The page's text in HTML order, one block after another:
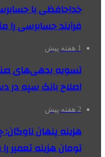
خداحافظی با
فرآیند حسابرسی
1 هفته پیش
اصلاح بانک سپه در
2 هفته پیش
هزینه پنهان
تومان هزینه تعمیر